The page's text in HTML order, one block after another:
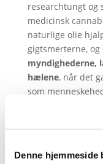
Denne hjemmeside
researchtungt og
medicinsk
naturlige olie
gigtsmerterne,
myndighederne,
hælene, når det
som
århundreder? I
hvordan Søren